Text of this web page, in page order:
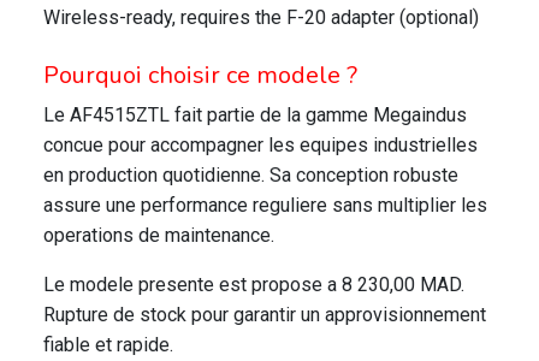
Wireless-ready, requires the F-20 adapter (optional)
Pourquoi choisir ce modele ?
Le AF4515ZTL fait partie de la gamme Megaindus
concue pour accompagner les equipes industrielles
en production quotidienne. Sa conception robuste
assure une performance reguliere sans multiplier les
operations de maintenance.
Le modele presente est propose a 8 230,00 MAD.
Rupture de stock pour garantir un approvisionnement
fiable et rapide.